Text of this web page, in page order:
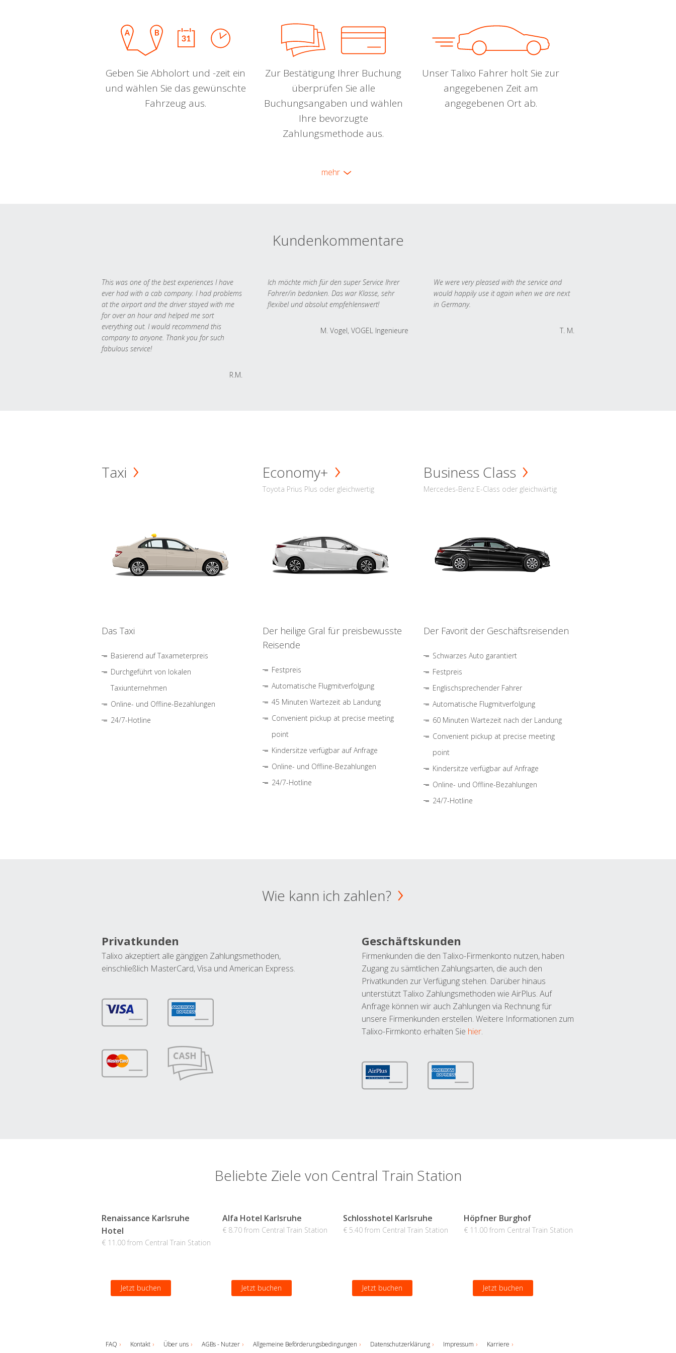
Geben Sie Abholort und -zeit ein
und wählen Sie das gewünschte
Fahrzeug aus.
Zur Bestätigung Ihrer Buchung
überprüfen Sie alle
Buchungsangaben und wählen
Ihre bevorzugte
Zahlungsmethode aus.
Unser Talixo Fahrer holt Sie zur
angegebenen Zeit am
angegebenen Ort ab.
mehr
Kundenkommentare
This was one of the best experiences I have
ever had with a cab company. I had problems
at the airport and the driver stayed with me
for over an hour and helped me sort
everything out. I would recommend this
company to anyone. Thank you for such
fabulous service!
R.M.
Ich möchte mich für den super Service Ihrer
Fahrer/in bedanken. Das war Klasse, sehr
flexibel und absolut empfehlenswert!
M. Vogel, VOGEL Ingenieure
We were very pleased with the service and
would happily use it again when we are next
in Germany.
T. M.
Taxi
Das Taxi
Basierend auf Taxameterpreis
Durchgeführt von lokalen
Taxiunternehmen
Online- und Offline-Bezahlungen
24/7-Hotline
Economy+
Toyota Prius Plus oder gleichwertig
Der heilige Gral für preisbewusste
Reisende
Festpreis
Automatische Flugmitverfolgung
45 Minuten Wartezeit ab Landung
Convenient pickup at precise meeting
point
Kindersitze verfügbar auf Anfrage
Online- und Offline-Bezahlungen
24/7-Hotline
Business Class
Mercedes-Benz E-Class oder gleichwärtig
Der Favorit der Geschäftsreisenden
Schwarzes Auto garantiert
Festpreis
Englischsprechender Fahrer
Automatische Flugmitverfolgung
60 Minuten Wartezeit nach der Landung
Convenient pickup at precise meeting
point
Kindersitze verfügbar auf Anfrage
Online- und Offline-Bezahlungen
24/7-Hotline
Wie kann ich zahlen?
Privatkunden
Talixo akzeptiert alle gängigen Zahlungsmethoden,
einschließlich MasterCard, Visa und American Express.
Geschäftskunden
Firmenkunden die den Talixo-Firmenkonto nutzen, haben
Zugang zu sämtlichen Zahlungsarten, die auch den
Privatkunden zur Verfügung stehen. Darüber hinaus
unterstützt Talixo Zahlungsmethoden wie AirPlus. Auf
Anfrage können wir auch Zahlungen via Rechnung für
unsere Firmenkunden erstellen. Weitere Informationen zum
Talixo-Firmkonto erhalten Sie hier.
Beliebte Ziele von Central Train Station
Renaissance Karlsruhe
Hotel
€ 11.00 from Central Train Station
Jetzt buchen
Alfa Hotel Karlsruhe
€ 8.70 from Central Train Station
Jetzt buchen
Schlosshotel Karlsruhe
€ 5.40 from Central Train Station
Jetzt buchen
Höpfner Burghof
€ 11.00 from Central Train Station
Jetzt buchen
FAQ Kontakt Über uns AGBs - Nutzer Allgemeine Beförderungsbedingungen Datenschutzerklärung Impressum Karriere